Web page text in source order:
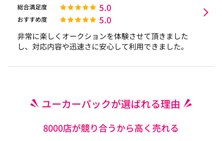
総合満足度 5.0
おすすめ度 5.0
非常に楽しくオークションを体験させて頂きました
し、対応内容や迅速さに安心して利用できました。
ユーカーパックが選ばれる理由
8000店が競り合うから高く売れる